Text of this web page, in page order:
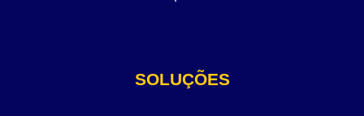
SOLUÇÕES